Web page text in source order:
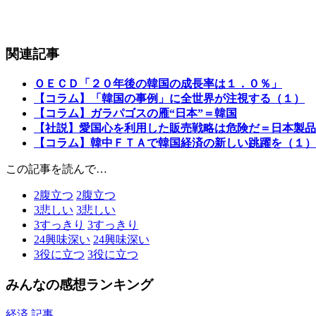
関連記事
ＯＥＣＤ「２０年後の韓国の成長率は１．０％」
【コラム】「韓国の事例」に全世界が注視する（１）
【コラム】ガラパゴスの雁“日本”＝韓国
【社説】愛国心を利用した販売戦略は危険だ＝日本製
【コラム】韓中ＦＴＡで韓国経済の新しい跳躍を（１）
この記事を読んで…
2腹立つ 2腹立つ
3悲しい 3悲しい
3すっきり 3すっきり
24興味深い 24興味深い
3役に立つ 3役に立つ
みんなの感想ランキング